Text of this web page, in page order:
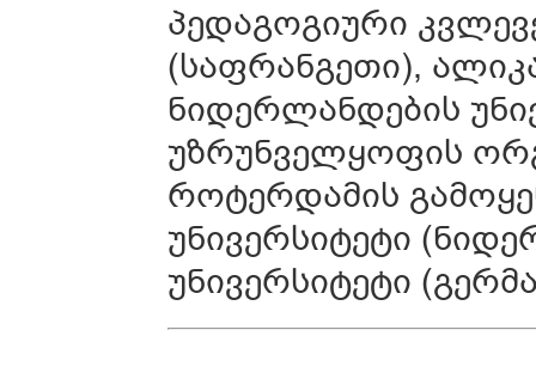
პედაგოგიური
(საფრანგეთი),
ნიდერლანდების
უზრუნველყოფის
როტერდამის
უნივერსიტეტი
უნივერსიტეტი